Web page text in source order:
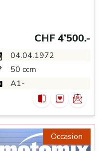
CHF 4’500.-
04.04.1972
50 ccm
A1-
Occasion